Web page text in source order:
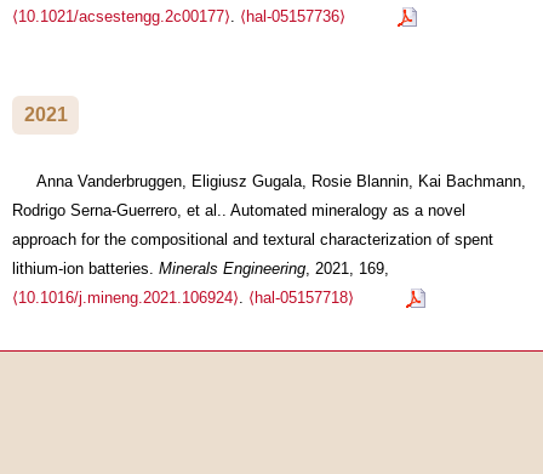
⟨10.1021/acsestengg.2c00177⟩
⟨hal-05157736⟩
2021
Anna Vanderbruggen, Eligiusz Gugala, Rosie Blannin, Kai Bachmann,
Rodrigo Serna-Guerrero, et al.. Automated mineralogy as a novel
approach for the compositional and textural characterization of spent
lithium-ion batteries. Minerals Engineering , 2021, 169,
⟨10.1016/j.mineng.2021.106924⟩
⟨hal-05157718⟩